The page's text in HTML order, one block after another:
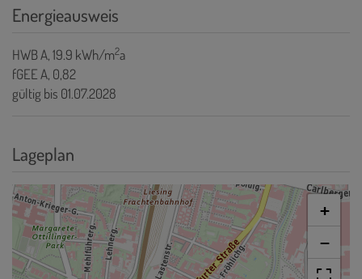
Energieausweis
HWBA, 19.9 kWh/m2a
fGEEA, 0,82
gültig bis 01.07.2028
Lageplan
+
−